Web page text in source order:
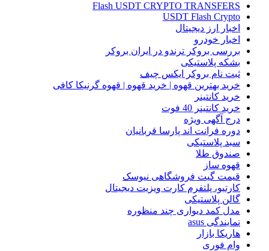
Flash USDT CRYPTO TRANSFERS
USDT Flash Crypto
اخبار ارز دیجیتال
اخبار خودرو
بررسی بروکر ترندو در ایران بروکر
بشکه پلاستیکی
ثبت نام بروکر ایکس چیف
خرید بهترین قهوه | خرید قهوه | قهوه گرنیکا کافی
خرید کانتینر
خرید کانتینر 40 فوت
درج آگهی ویژه
دوره فرانت اند پارسا قربانیان
سبد پلاستیکی
صندوق طلا
قهوه ساز
قیمت گیت فروشگاهی نیوسک
کارتیو، پلتفرم کارت ویزیت دیجیتال
گالن پلاستیکی
مدل کمد دیواری چند منظوره
نمایندگی asus
هاریکا بازار
وام فوری